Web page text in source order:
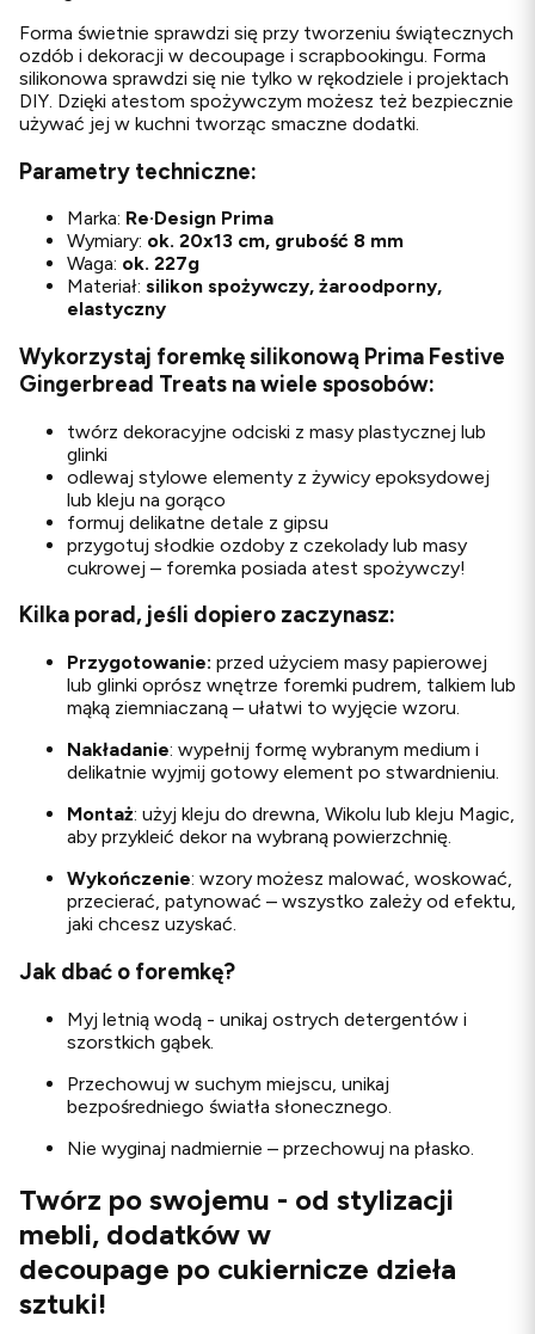
Forma świetnie sprawdzi się przy tworzeniu świątecznych
ozdób i dekoracji w decoupage i scrapbookingu. Forma
silikonowa sprawdzi się nie tylko w rękodziele i projektach
DIY. Dzięki atestom spożywczym możesz też bezpiecznie
używać jej w kuchni tworząc smaczne dodatki.
Parametry techniczne:
Marka: Re·Design Prima
Wymiary: ok. 20x13 cm, grubość 8 mm
Waga: ok. 227g
Materiał: silikon spożywczy, żaroodporny,
elastyczny
Wykorzystaj foremkę silikonową Prima Festive
Gingerbread Treats na wiele sposobów:
twórz dekoracyjne odciski z masy plastycznej lub
glinki
odlewaj stylowe elementy z żywicy epoksydowej
lub kleju na gorąco
formuj delikatne detale z gipsu
przygotuj słodkie ozdoby z czekolady lub masy
cukrowej – foremka posiada atest spożywczy!
Kilka porad, jeśli dopiero zaczynasz:
Przygotowanie: przed użyciem masy papierowej
lub glinki oprósz wnętrze foremki pudrem, talkiem lub
mąką ziemniaczaną – ułatwi to wyjęcie wzoru.
Nakładanie: wypełnij formę wybranym medium i
delikatnie wyjmij gotowy element po stwardnieniu.
Montaż: użyj kleju do drewna, Wikolu lub kleju Magic,
aby przykleić dekor na wybraną powierzchnię.
Wykończenie: wzory możesz malować, woskować,
przecierać, patynować – wszystko zależy od efektu,
jaki chcesz uzyskać.
Jak dbać o foremkę?
Myj letnią wodą - unikaj ostrych detergentów i
szorstkich gąbek.
Przechowuj w suchym miejscu, unikaj
bezpośredniego światła słonecznego.
Nie wyginaj nadmiernie – przechowuj na płasko.
Twórz po swojemu - od stylizacji
mebli, dodatków w
decoupage po cukiernicze dzieła
sztuki!